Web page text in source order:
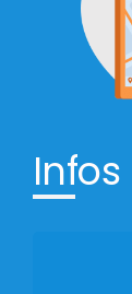
Infos